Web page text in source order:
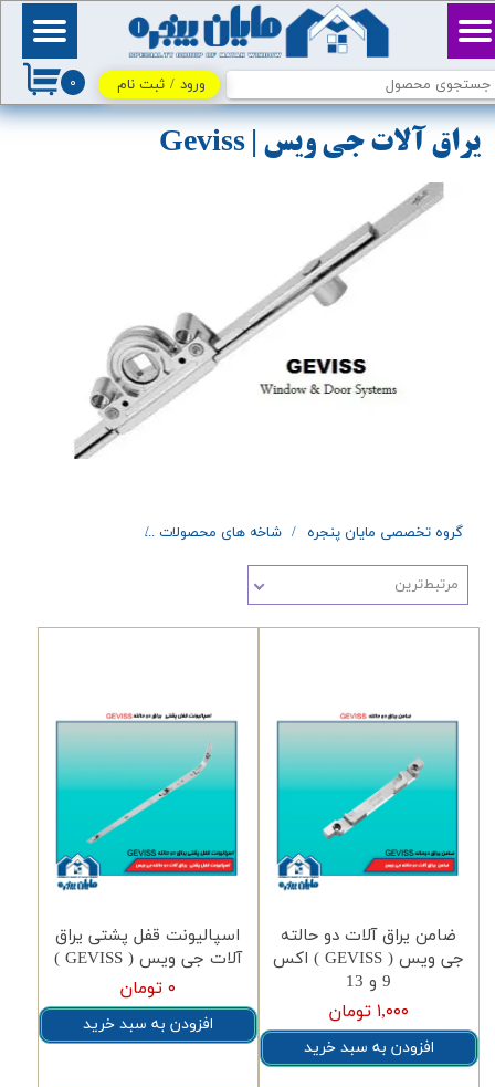
بِسْمِ ٱللَّٰهِ ٱلرَّحْمَٰنِ
ٱلرَّحِيمِ / اللهم اكفني
بحلالك عن حرامك، وأغنني
بفضلك عمَّن سواك
۰ ورود / ثبت نام
حساب کاربری من
تغییر گذر واژه
سفارشات
خروج از حساب کاربری
یراق آلات جی ویس
گروه تخصصی مایان پنجره شاخه های محصولات
مرتبط‌ترین
ضامن یراق آلات دو حالته
جی ویس ( GEVISS ) اکس
9 و 13
۱,۰۰۰ تومان
افزودن به سبد خرید
اسپالیونت قفل پشتی یراق
آلات جی ویس ( GEVISS )
۰ تومان
افزودن به سبد خرید